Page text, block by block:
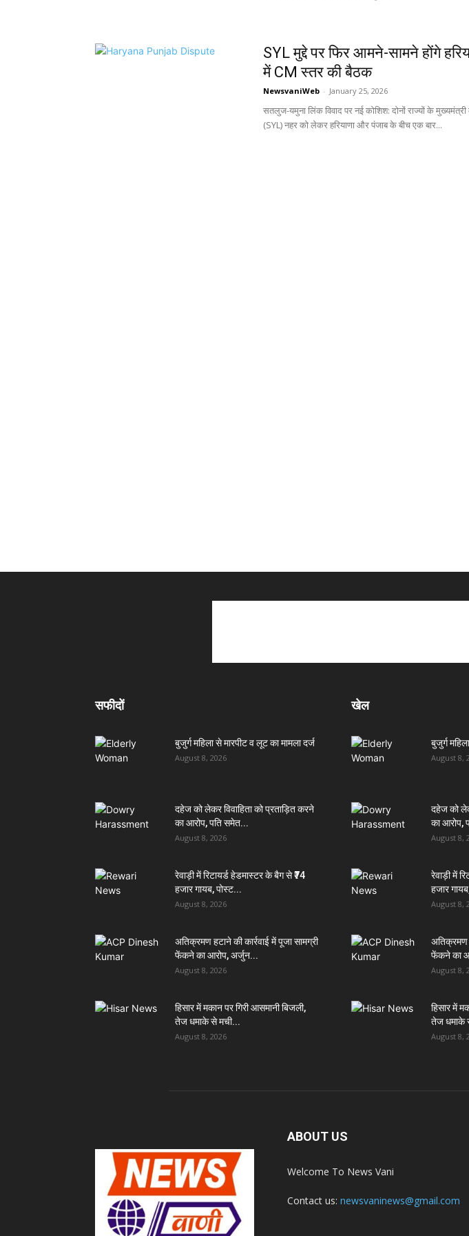
SYL मुद्दे पर फिर आमने-सामने होंगे
में CM स्तर की बैठक
NewsvaniWeb - January 25, 2026
सतलुज-यमुना लिंक विवाद पर नई कोशिश: दोनों राज्यों के
(SYL) नहर को लेकर हरियाणा और पंजाब के बीच एक बार...
सफीदों
बुजुर्ग महिला से मारपीट व लूट का मामला दर्ज
August 8, 2026
दहेज को लेकर विवाहिता को प्रताड़ित करने
का आरोप, पति समेत...
August 8, 2026
रेवाड़ी में रिटायर्ड हेडमास्टर के बैग से ₹74
हजार गायब, पोस्ट...
August 8, 2026
अतिक्रमण हटाने की कार्रवाई में पूजा सामग्री
फेंकने का आरोप, अर्जुन...
August 8, 2026
हिसार में मकान पर गिरी आसमानी बिजली,
तेज धमाके से मची...
August 8, 2026
खेल
बुजुर्ग
August 8,
दहेज को
का आरोप,
August 8,
रेवाड़ी में
हजार
August 8,
अतिक्रमण
फेंकने का
August 8,
हिसार में
तेज धमाके
August 8,
ABOUT US
Welcome To News Vani
Contact us: newsvaninews@gmail.com